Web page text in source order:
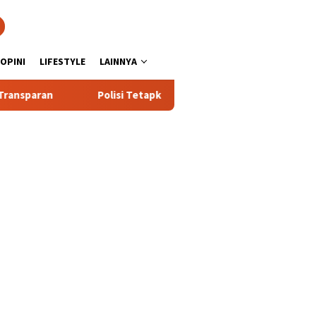
OPINI LIFESTYLE LAINNYA
Polisi Tetapkan 3 Orang Tersangka Baru Kasus